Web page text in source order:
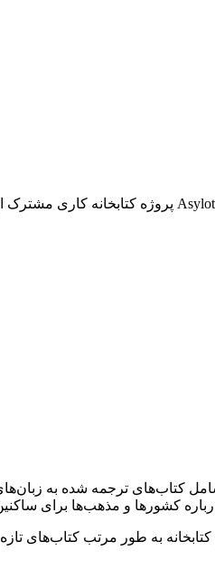
شامل کتاب‌های ترجمه شده به
به طور مرتب کتاب‌های